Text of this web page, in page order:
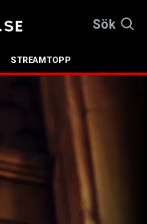
Sök
STREAMTOPP